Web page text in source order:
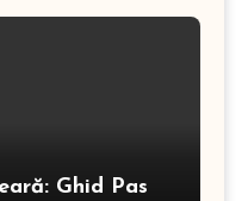
Ghid Pas